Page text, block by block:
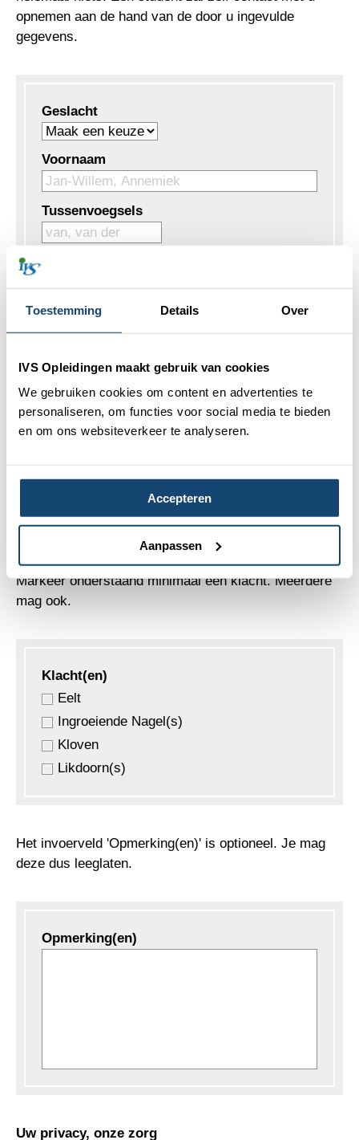
Toestemming Details Over
IVS Opleidingen maakt gebruik van cookies
We gebruiken cookies om content en advertenties te
personaliseren, om functies voor social media te bieden
en om ons websiteverkeer te analyseren.
Accepteren
Aanpassen
opnemen aan de hand van de door u ingevulde
gegevens.
Geslacht
Voornaam
Tussenvoegsels
Telefoon
E-mailadres
Markeer onderstaand minimaal één klacht. Meerdere
mag ook.
Klacht(en)
Eelt
Ingroeiende Nagel(s)
Kloven
Likdoorn(s)
Het invoerveld 'Opmerking(en)' is optioneel. Je mag
deze dus leeglaten.
Opmerking(en)
Uw privacy, onze zorg